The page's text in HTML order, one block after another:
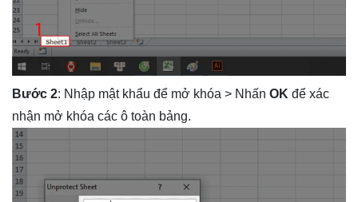
Bước 2: Nhập mật khẩu để mở khóa > Nhấn OK để xác
nhận mở khóa các ô toàn bảng.